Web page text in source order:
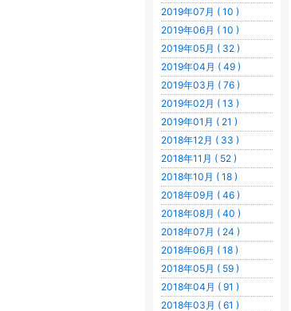
2019年07月 ( 10 )
2019年06月 ( 10 )
2019年05月 ( 32 )
2019年04月 ( 49 )
2019年03月 ( 76 )
2019年02月 ( 13 )
2019年01月 ( 21 )
2018年12月 ( 33 )
2018年11月 ( 52 )
2018年10月 ( 18 )
2018年09月 ( 46 )
2018年08月 ( 40 )
2018年07月 ( 24 )
2018年06月 ( 18 )
2018年05月 ( 59 )
2018年04月 ( 91 )
2018年03月 ( 61 )